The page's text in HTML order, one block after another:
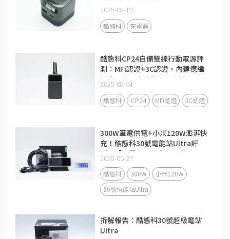
2025-08-19
酷態科 充電器
酷態科CP24自備雙線行動電源評
測：MFi認證+3C認證，內建億緯
鋰能電芯，自備雙線更便攜
2025-08-04
酷態科 CP24 MFi認證 3C認證
300W筆電供電+小米120W澎湃快
充！酷態科30號電能站Ultra評
測：「畢業級」的充電設備
2025-06-27
酷態科 300W
小米120W
30號電能站Ultra
拆解報告：酷態科30號超級電站
Ultra